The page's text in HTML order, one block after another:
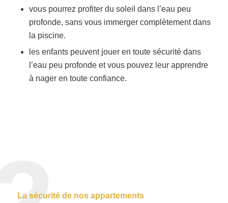
vous pourrez profiter du soleil dans l’eau peu
profonde, sans vous immerger complètement dans
la piscine.
les enfants peuvent jouer en toute sécurité dans
l’eau peu profonde et vous pouvez leur apprendre
à nager en toute confiance.
La sécurité de nos appartements